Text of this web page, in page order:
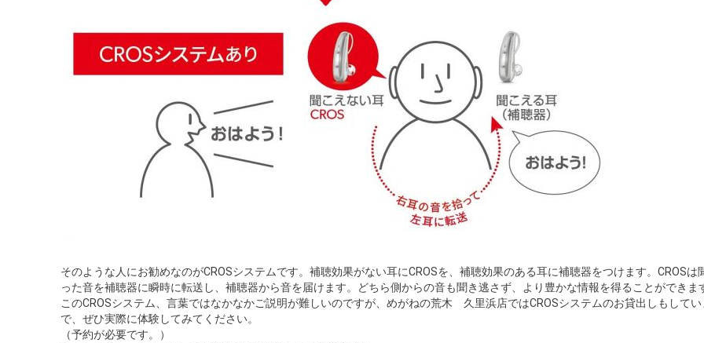
そのような人にお勧めなのがCROSシステムです。補聴効果がない耳にCROSを、補聴効果のある耳に補聴器をつけます。CROSは
った音を補聴器に瞬時に転送し、補聴器から音を届けます。どちら側からの音も聞き逃さず、より豊かな情報を得ることができま
このCROSシステム、言葉ではなかなかご説明が難しいのですが、めがねの荒木 久里浜店ではCROSシステムのお貸出しもして
で、ぜひ実際に体験してみてください。
（予約が必要です。）